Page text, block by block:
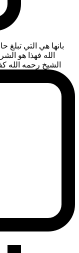
بانها هي التي
الله فهذا هو
الشيخ رحمه الله